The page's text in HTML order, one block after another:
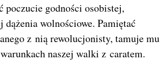
godności osobistej,
wolnościowe. Pamiętać
z nią rewolucjonisty, tamuje mu
naszej walki z caratem.